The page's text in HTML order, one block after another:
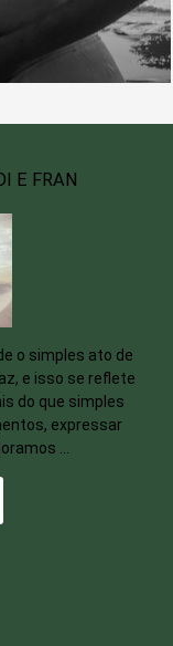
E FRAN
o simples ato de
e isso se reflete
do que simples
expressar
...